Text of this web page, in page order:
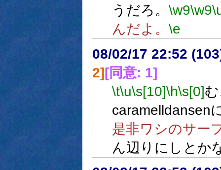
うだろ。 \w9\w9
んだよ。 \e
08/02/17 22:52
2][同意: 1]
\t\u\s[10]\h\s[0]
caramelldansen
是非ワシのサー
ん辺りにしとか